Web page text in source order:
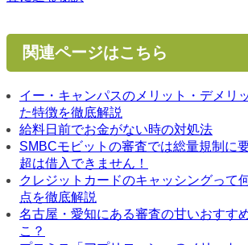
関連ページはこちら
イー・キャンパスのメリット・デメリ
た特徴を徹底解説
給料日前でお金がない時の対処法
SMBCモビットの審査では総量規制に
超は借入できません！
クレジットカードのキャッシングって
点を徹底解説
名古屋・愛知にある審査の甘いおすす
こ？